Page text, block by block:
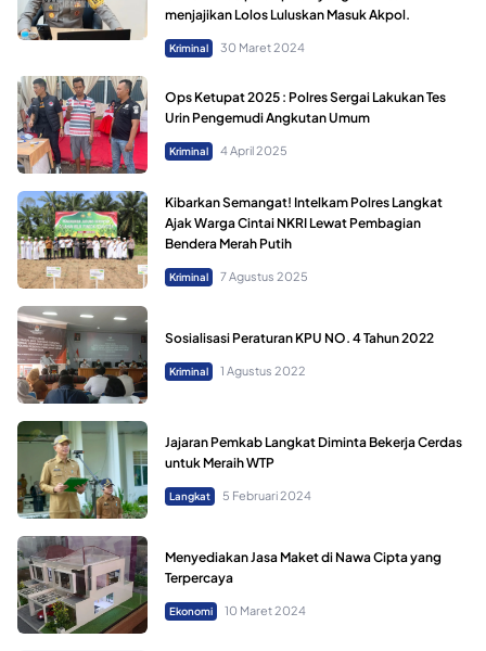
menjajikan Lolos Luluskan Masuk Akpol.
Kriminal 30 Maret 2024
Ops Ketupat 2025 : Polres Sergai Lakukan Tes
Urin Pengemudi Angkutan Umum
Kriminal 4 April 2025
Kibarkan Semangat! Intelkam Polres Langkat
Ajak Warga Cintai NKRI Lewat Pembagian
Bendera Merah Putih
Kriminal 7 Agustus 2025
Sosialisasi Peraturan KPU NO. 4 Tahun 2022
Kriminal 1 Agustus 2022
Jajaran Pemkab Langkat Diminta Bekerja Cerdas
untuk Meraih WTP
Langkat 5 Februari 2024
Menyediakan Jasa Maket di Nawa Cipta yang
Terpercaya
Ekonomi 10 Maret 2024